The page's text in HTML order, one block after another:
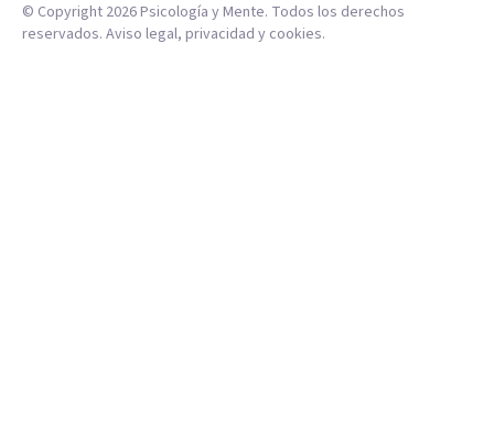
© Copyright 2026Psicología y Mente. Todos los derechos
reservados. Aviso legal, privacidad y cookies.